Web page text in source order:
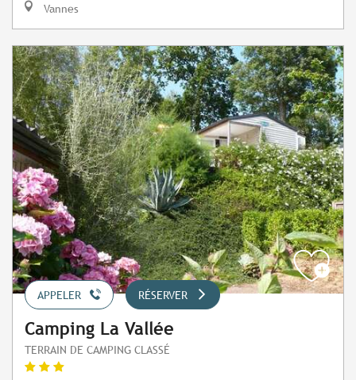
Vannes
APPELER RÉSERVER
Camping La Vallée
TERRAIN DE CAMPING CLASSÉ